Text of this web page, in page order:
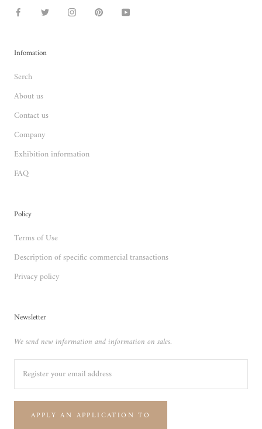
Infomation
Serch
About us
Contact us
Company
Exhibition information
FAQ
Policy
Terms of Use
Description of specific commercial transactions
Privacy policy
Newsletter
We send new information and information on sales.
APPLY AN APPLICATION TO